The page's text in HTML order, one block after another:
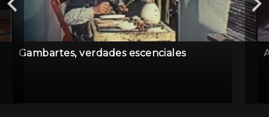
Gambartes, verdades escenciales